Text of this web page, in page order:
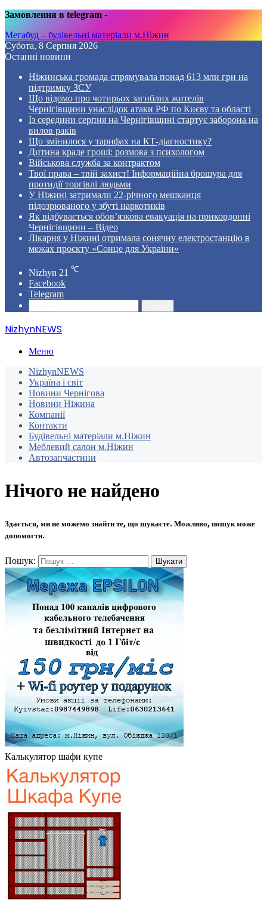
Замовлення в telegram -
Мегабуд – будівельні матеріали м.Ніжин
Субота, 8 Серпня 2026
Останні новини
Ніжинська громада спрямувала понад 613 млн грн на
підтримку ЗСУ
Що відомо про чотирьох загиблих жителів
Чернігівщини унаслідок атаки РФ по Києву та області
Із середини серпня на Чернігівщині стартує заборона на
вилов раків
Що змінилося у тарифах на КТ-діагностику?
Дитина краде гроші: розмова з психологом
Військова служба за контрактом
Твої права – твій захист! Інформаційна брошура для
протидії торгівлі людьми
У Ніжині затримали 22-річного мешканця
підозрюваного у збуті наркотиків
Як відбувається обов’язкова евакуація на прикордонні
Чернігівщини – Відео
Лікарня у Ніжині отримала сонячну електростанцію в
межах проєкту «Сонце для України»
Nizhyn 21 ℃
Facebook
Telegram
NizhynNEWS
Меню
NizhynNEWS
Україна і світ
Новини Чернігова
Новини Ніжина
Компанії
Контакти
Будівельні матеріали м.Ніжин
Меблевий салон м.Ніжин
Автозапчастини
Нічого не найдено
Здається, ми не можемо знайти те, що шукаєте. Можливо, пошук може
допомогти.
Пошук:
Калькулятор шафи купе